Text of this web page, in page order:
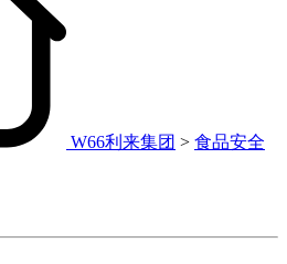
W66利来集团 > 食品安全